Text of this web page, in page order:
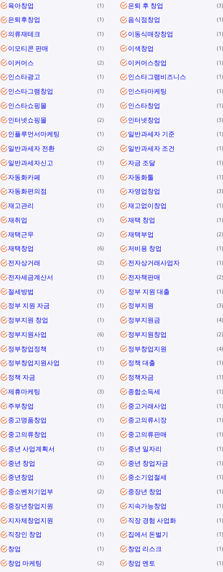
육아창업 1 은퇴 후 창업 3
은퇴후창업 1 음식점창업 1
의류재테크 1 이동식매장창업 1
이모티콘 판매 1 이색창업 1
이커머스 2 이커머스창업 1
인스타광고 1 인스타그램비즈니스 1
인스타그램창업 1 인스타마케팅 1
인스타쇼핑몰 1 인스타창업 1
인터넷쇼핑몰 2 인터넷창업 3
인플루언서마케팅 1 일반과세자 기준 1
일반과세자 전환 2 일반과세자 조건 1
일반과세자신고 1 자금 조달 1
자동화카페 1 자동화툴 1
자동화편의점 1 자영업창업 3
재고관리 1 재고없이창업 1
재취업 1 재택 창업 1
재택근무 2 재택부업 2
재택창업 6 저비용 창업 1
전자상거래 2 전자상거래사업자 1
전자세금계산서 1 전자책판매 2
절세방법 1 정부 지원 대출 1
정부 지원 자금 1 정부지원 3
정부지원 창업 1 정부지원금 4
정부지원사업 6 정부지원창업 2
정부창업정책 1 정부창업지원 4
정부창업지원사업 1 정책 대출 1
정책 자금 1 정책자금 1
제휴마케팅 3 종합소득세 1
주부창업 1 중고거래사업 1
중고명품창업 1 중고의류시장 1
중고의류창업 1 중고의류판매 1
중년 사업계획서 1 중년 일자리 1
중년 창업 2 중년 창업자금 1
중년창업 1 중소기업절세 1
중소벤처기업부 2 중장년 창업 1
중장년창업지원 1 지속가능창업 1
지자체창업지원 1 직장 경험 사업화 1
직장인 창업 1 집에서 돈벌기 1
창업 1 창업 리스크 1
창업 마케팅 2 창업 멘토 1